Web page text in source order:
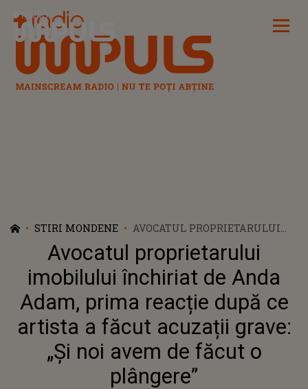
Radio Impuls
STIRI MONDENE
AVOCATUL PROPRIETARULUI
IMOBILULUI ÎNCHIRIAT DE
ANDA ADAM, PRIMA REACȚIE
DUPĂ CE ARTISTA A FĂCUT
ACUZAȚII GRAVE: „ȘI NOI AVEM
DE FĂCUT O PLÂNGERE”
Avocatul proprietarului
imobilului închiriat de Anda
Adam, prima reacție după ce
artista a făcut acuzații grave:
„Și noi avem de făcut o
plângere”